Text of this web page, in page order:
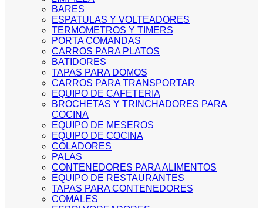
BARES
ESPATULAS Y VOLTEADORES
TERMOMETROS Y TIMERS
PORTA COMANDAS
CARROS PARA PLATOS
BATIDORES
TAPAS PARA DOMOS
CARROS PARA TRANSPORTAR
EQUIPO DE CAFETERIA
BROCHETAS Y TRINCHADORES PARA
COCINA
EQUIPO DE MESEROS
EQUIPO DE COCINA
COLADORES
PALAS
CONTENEDORES PARA ALIMENTOS
EQUIPO DE RESTAURANTES
TAPAS PARA CONTENEDORES
COMALES